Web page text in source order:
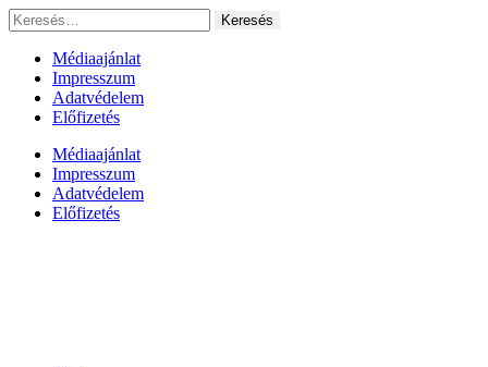
Ugrás
a
tartalomhoz
Keresés:
Médiaajánlat
Impresszum
Adatvédelem
Előfizetés
Médiaajánlat
Impresszum
Adatvédelem
Előfizetés